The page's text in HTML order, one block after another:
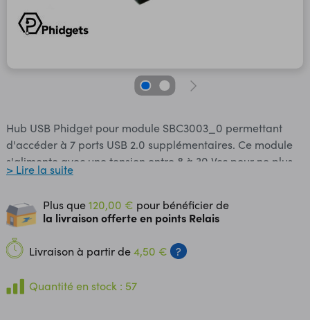
Hub USB Phidget pour module SBC3003_0 permettant
d'accéder à 7 ports USB 2.0 supplémentaires. Ce module
s'alimente avec une tension entre 8 à 30 Vcc pour ne plus
être limité par la puissance fournie par le port USB en
Remarque : un cordon mini-USB est nécessaire pour le
raccordement du module à la carte SBC3003_0
(voir articles conseillés). Caractéristiques: Alimentation
(non incluse) : 8 à 30 Vcc via fiche d'alimentation 5,5 x 2,1
mm Consommation : - mini : 100 mA - maxi : 3 A Courant
disponible par port USB : 500 mA Interfaces : - entrée : 1 x
> Lire la suite
Plus que120,00 € pour bénéficier de
la livraison offerte en points Relais
Livraison à partir de4,50 € ?
Quantité en stock : 57